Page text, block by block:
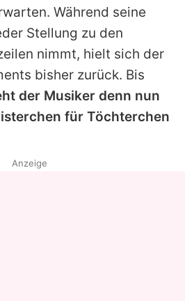
Während seine
Stellung zu den
nimmt, hielt sich der
bisher zurück. Bis
der Musiker denn nun
für Töchterchen
Anzeige